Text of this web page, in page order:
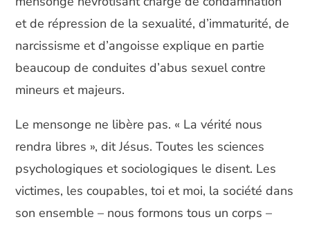
et de répression de la sexualité, d’immaturité, de
narcissisme et d’angoisse explique en partie
beaucoup de conduites d’abus sexuel contre
mineurs et majeurs.
Le mensonge ne libère pas. « La vérité nous
rendra libres », dit Jésus. Toutes les sciences
psychologiques et sociologiques le disent. Les
victimes, les coupables, toi et moi, la société dans
son ensemble – nous formons tous un corps –